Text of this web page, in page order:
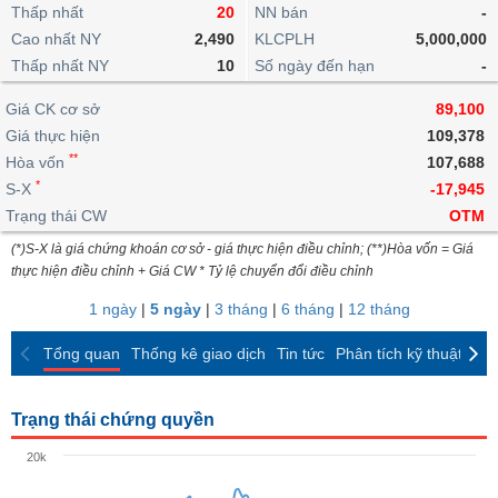
lỗ
dịch
nội
Niên
giám
Tài
liệu
cổ
Định
giá
ngoài
doanh
Top
cổ
phiếu
ngành
giao
dịch
dịch
Chứng
quyền
quan
Thống
giao
dịch
Thống
giao
dịch
Tin
tức
Phân
tích
kỹ
thuật
trực
tuyến
Bộ
lọc
cổ
So
sánh
Báo
cáo
Vĩ
mô
lai
Chứng
quyền
Trái
phiếu
IR
Awards
tạo
Dịch
vụ
Thấp nhất
20
Cao nhất NY
2,490
Thấp nhất NY
10
NN bán
-
KLCPLH
5,000,000
Số ngày đến hạn
-
Giá CK cơ sở
89,100
Giá thực hiện
109,378
Hòa vốn **
107,688
S-X *
-17,945
Trạng thái CW
OTM
(*)S-X là giá chứng khoán cơ sở - giá thực hiện điều chỉnh; (**)Hòa vốn = Giá
thực hiện điều chỉnh + Giá CW * Tỷ lệ chuyển đổi điều chỉnh
1 ngày| 5 ngày| 3 tháng | 6 tháng | 12 tháng
Tổng quan Thống kê giao dịch Tin tức Phân tích kỹ thuật
Trạng thái chứng quyền
20k
BẤT
ĐỘNG
SẢN
TÀI
CHÍNH
HÀNG
KINH